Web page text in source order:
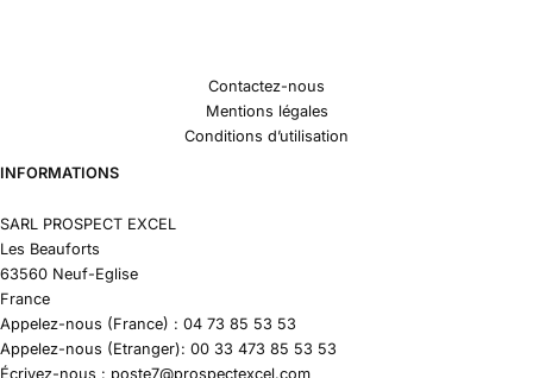
Contactez-nous
Mentions légales
Conditions d’utilisation
INFORMATIONS
SARL PROSPECT EXCEL
Les Beauforts
63560 Neuf-Eglise
France
Appelez-nous (France) : 04 73 85 53 53
Appelez-nous (Etranger): 00 33 473 85 53 53
Écrivez-nous : poste7@prospectexcel.com